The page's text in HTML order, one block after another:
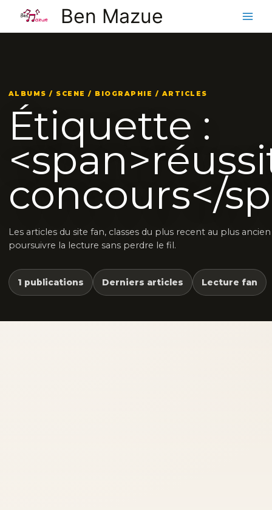
contenu
Ben Mazue
ALBUMS / SCENE / BIOGRAPHIE / ARTICLES
Étiquette :
concours</
Les articles du site fan, classes du plus recent au plus
poursuivre la lecture sans perdre le fil.
1 publications Derniers articles Lecture fan